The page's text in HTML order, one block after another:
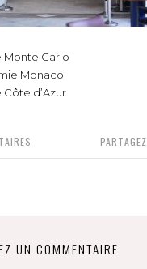
Monte Carlo
Monaco
d’Azur
PARTAGEZ
UN COMMENTAIRE